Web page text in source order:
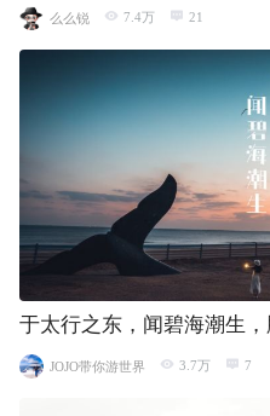
么么锐 7.4万 21
于太行之东，闻碧海潮生
JOJO带你游世界 3.7万 7